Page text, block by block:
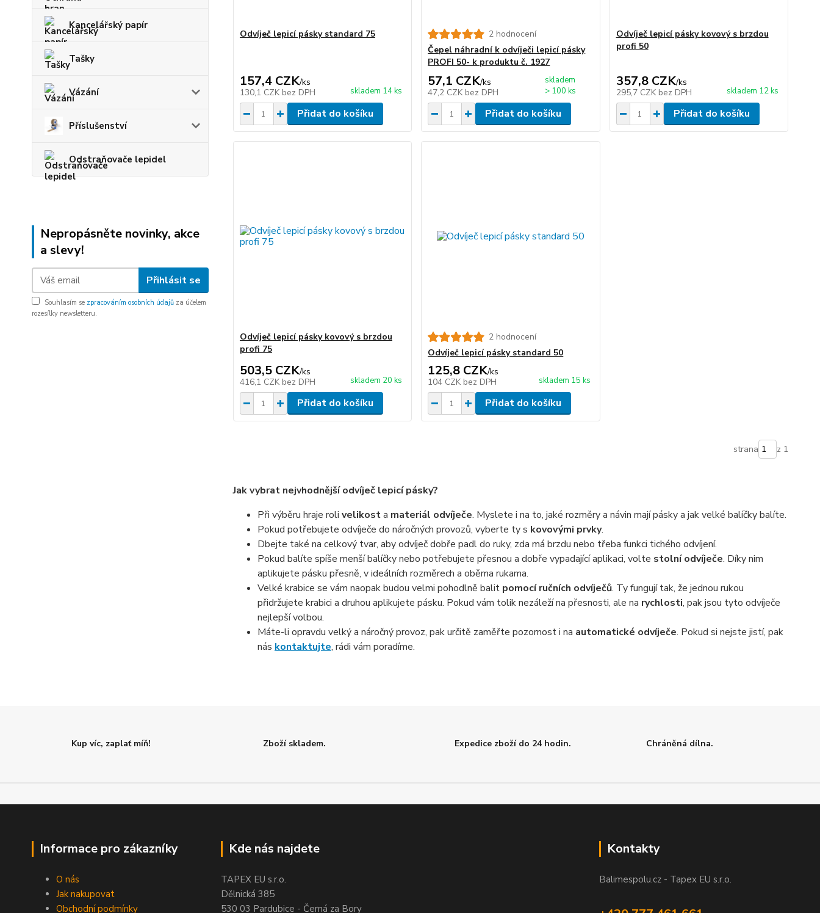
Kancelářský papír
Tašky
Vázání
Příslušenství
Odstraňovače lepidel
Nepropásněte novinky, akce
a slevy!
Přihlásit se
Souhlasím se zpracováním osobních údajů za účelem
rozesílky newsletteru.
Odvíječ lepicí pásky standard 75
157,4 CZK/ks
130,1 CZK bez DPH skladem 14 ks
Přidat do košíku
2 hodnocení
Čepel náhradní k odvíječi lepicí pásky
PROFI 50- k produktu č. 1927
57,1 CZK/ks
47,2 CZK bez DPH
skladem
> 100 ks
Přidat do košíku
Odvíječ lepicí pásky kovový s brzdou
profi 50
357,8 CZK/ks
295,7 CZK bez DPH skladem 12 ks
Přidat do košíku
Odvíječ lepicí pásky kovový s brzdou
profi 75
503,5 CZK/ks
416,1 CZK bez DPH skladem 20 ks
Přidat do košíku
2 hodnocení
Odvíječ lepicí pásky standard 50
125,8 CZK/ks
104 CZK bez DPH skladem 15 ks
Přidat do košíku
strana z 1
Jak vybrat nejvhodnější odvíječ lepicí pásky?
Při výběru hraje roli velikosta materiál odvíječe. Myslete i na to, jaké rozměry a návin mají pásky a jak velké balíčky balíte.
Pokud potřebujete odvíječe do náročných provozů, vyberte ty s kovovými prvky.
Dbejte také na celkový tvar, aby odvíječ dobře padl do ruky, zda má brzdu nebo třeba funkci tichého odvíjení.
Pokud balíte spíše menší balíčky nebo potřebujete přesnou a dobře vypadající aplikaci, volte stolní odvíječe. Díky nim
aplikujete pásku přesně, v ideálních rozměrech a oběma rukama.
Velké krabice se vám naopak budou velmi pohodlně balit pomocí ručních odvíječů. Ty fungují tak, že jednou rukou
přidržujete krabici a druhou aplikujete pásku. Pokud vám tolik nezáleží na přesnosti, ale na rychlosti, pak jsou tyto odvíječe
nejlepší volbou.
Máte-li opravdu velký a náročný provoz, pak určitě zaměřte pozornost i na automatické odvíječe. Pokud si nejste jistí, pak
nás kontaktujte, rádi vám poradíme.
Kup víc, zaplať míň! Zboží skladem. Expedice zboží do 24 hodin. Chráněná dílna.
Informace pro zákazníky
O nás
Jak nakupovat
Obchodní podmínky
Kde nás najdete
TAPEX EU s.r.o.
Dělnická 385
530 03 Pardubice - Černá za Bory
Kontakty
Balimespolu.cz - Tapex EU s.r.o.